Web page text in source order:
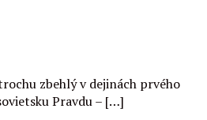
zbehlý v dejinách prvého
Pravdu – […]